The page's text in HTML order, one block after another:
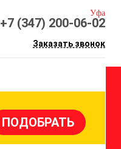
Уфа
+7 (347) 200-06-02
Заказать звонок